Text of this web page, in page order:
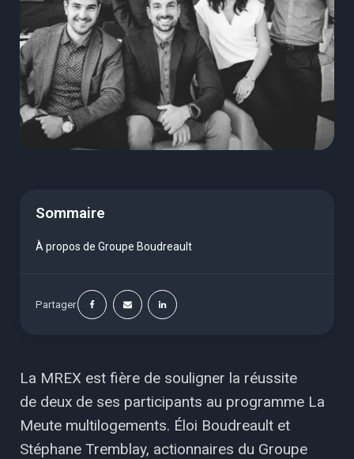
Sommaire
À propos de Groupe Boudreault
Partager
La MREX est fière de souligner la réussite
de deux de ses participants au programme La
Meute multilogements. Éloi Boudreault et
Stéphane Tremblay, actionnaires du Groupe